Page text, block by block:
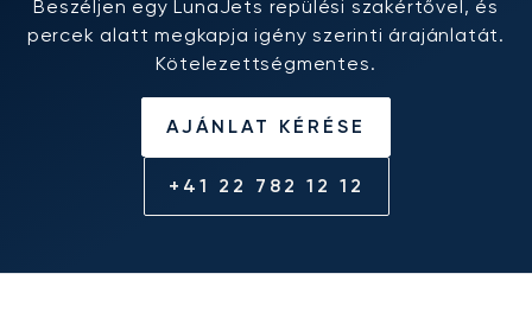
Beszéljen egy LunaJets repülési szakértővel, és
percek alatt megkapja igény szerinti árajánlatát.
Kötelezettségmentes.
AJÁNLAT KÉRÉSE
+41 22 782 12 12